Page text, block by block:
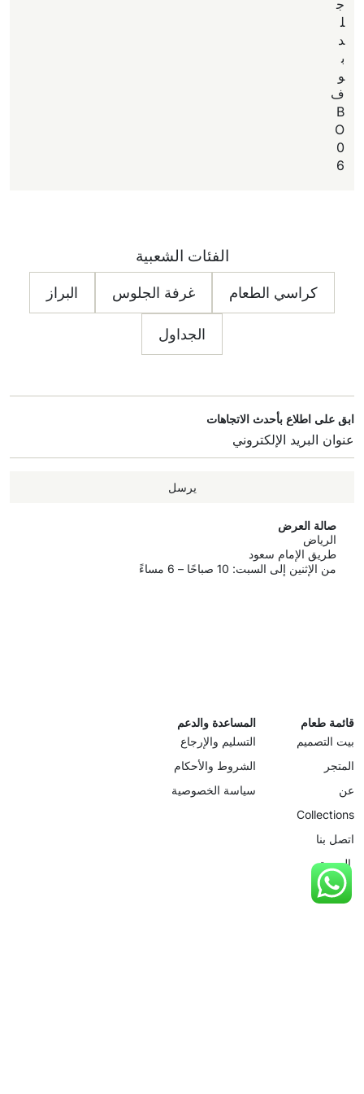
ج
ل
د
ب
و
ف
B
O
0
6
الفئات الشعبية
كراسي الطعام غرفة الجلوس البراز
الجداول
ابق على اطلاع بأحدث الاتجاهات
يرسل
صالة العرض
الرياض
طريق الإمام سعود
من الإثنين إلى السبت: 10 صباحًا – 6 مساءً
قائمة طعام
بيت التصميم
المتجر
عن
Collections
اتصل بنا
العربية
المساعدة والدعم
التسليم والإرجاع
الشروط والأحكام
سياسة الخصوصية